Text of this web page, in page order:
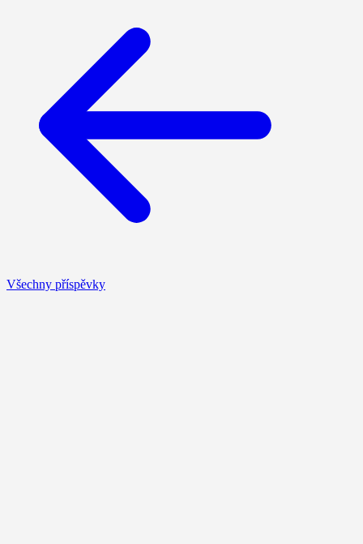
Všechny příspěvky